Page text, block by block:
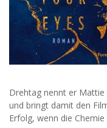
Drehtag nennt er
und bringt damit den
Erfolg, wenn die